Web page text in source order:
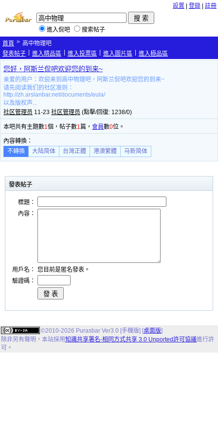
設置 登錄 註冊
進入侃吧
搜索帖子
首頁 > 高中物理吧
發表帖子
進入精品區 進入投票區 進入圖片區 進入極品區
您好，阿斯兰侃吧欢迎您的到来~
亲爱的用户：欢迎来到高中物理吧，阿斯兰侃吧欢迎您的到来~
请先阅读我们的社区准则：
http://zh.arslanbar.net/documents/eula/
以及版权声...
社区管理员 11-23 社区管理员 (點擊/回復: 1238/0)
本吧共有主題數1個，帖子數1篇， 會員數0位。
內容轉換：
不轉換
大陆简体 台灣正體 港澳繁體 马新简体
發表帖子
標題：
內容：
用戶名：
您目前是匿名發表。
驗證碼：
©2010-2026 Purasbar Ver3.0 [手機版] [桌面版]
除非另有聲明， 本站採用知識共享署名-相同方式共享 3.0 Unported許可協議進行許
可。